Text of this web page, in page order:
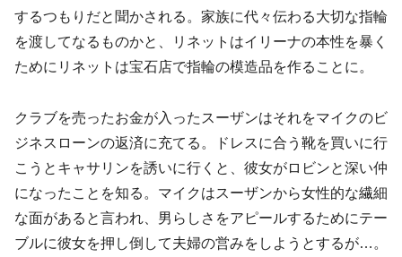
するつもりだと聞かされる。家族に代々伝わる大切な指輪
を渡してなるものかと、リネットはイリーナの本性を暴く
ためにリネットは宝石店で指輪の模造品を作ることに。
クラブを売ったお金が入ったスーザンはそれをマイクのビ
ジネスローンの返済に充てる。ドレスに合う靴を買いに行
こうとキャサリンを誘いに行くと、彼女がロビンと深い仲
になったことを知る。マイクはスーザンから女性的な繊細
な面があると言われ、男らしさをアピールするためにテー
ブルに彼女を押し倒して夫婦の営みをしようとするが…。